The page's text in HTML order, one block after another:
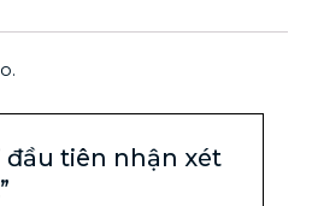
đầu tiên nhận xét